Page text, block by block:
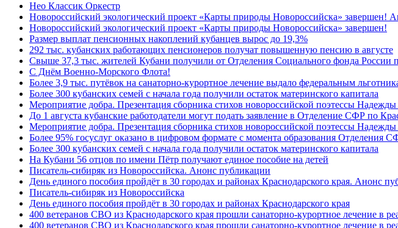
Нео Классик Оркестр
Новороссийский экологический проект «Карты природы Новороссийска» завершен!
Новороссийский экологический проект «Карты природы Новороссийска» завершен!
Размер выплат пенсионных накоплений кубанцев вырос до 19,3%
292 тыс. кубанских работающих пенсионеров получат повышенную пенсию в августе
Свыше 37,3 тыс. жителей Кубани получили от Отделения Социального фонда России
C Днём Военно-Морского Флота!
Более 3,9 тыс. путёвок на санаторно-курортное лечение выдало федеральным
Более 300 кубанских семей с начала года получили остаток материнского капитала
Мероприятие добра. Презентация сборника стихов новороссийской поэтессы
До 1 августа кубанские работодатели могут подать заявление в Отделение СФР по
Мероприятие добра. Презентация сборника стихов новороссийской поэтессы
Более 95% госуслуг оказано в цифровом формате с момента образования Отделения
Более 300 кубанских семей с начала года получили остаток материнского капитала
На Кубани 56 отцов по имени Пётр получают единое пособие на детей
Писатель-сибиряк из Новороссийска. Анонс публикации
День единого пособия пройдёт в 30 городах и районах Краснодарского края. Анонс
Писатель-сибиряк из Новороссийска
День единого пособия пройдёт в 30 городах и районах Краснодарского края
400 ветеранов СВО из Краснодарского края прошли санаторно-курортное лечение в
400 ветеранов СВО из Краснодарского края прошли санаторно-курортное лечение в